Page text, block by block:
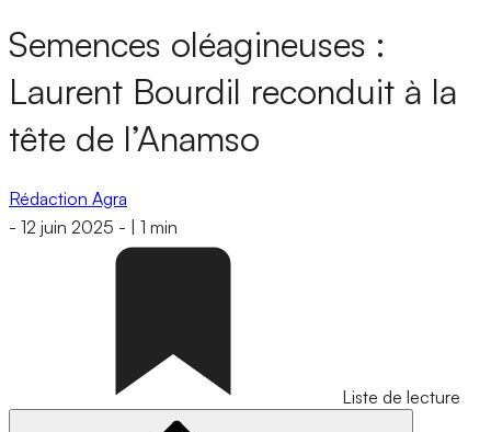
Semences oléagineuses :
Laurent Bourdil reconduit à la
tête de l’Anamso
Rédaction Agra
- 12 juin 2025 - 1 min
Liste de lecture